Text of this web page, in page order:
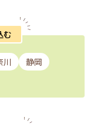
む
川
静岡